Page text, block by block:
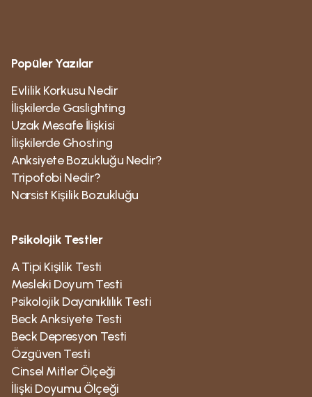
Popüler Yazılar
Evlilik Korkusu Nedir
İlişkilerde Gaslighting
Uzak Mesafe İlişkisi
İlişkilerde Ghosting
Anksiyete Bozukluğu Nedir?
Tripofobi Nedir?
Narsist Kişilik Bozukluğu
Psikolojik Testler
A Tipi Kişilik Testi
Mesleki Doyum Testi
Psikolojik Dayanıklılık Testi
Beck Anksiyete Testi
Beck Depresyon Testi
Özgüven Testi
Cinsel Mitler Ölçeği
İlişki Doyumu Ölçeği